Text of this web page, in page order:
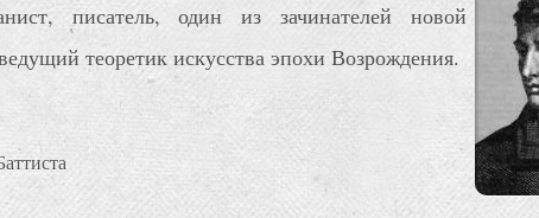
писатель, один из зачинателей новой
теоретик искусства эпохи Возрождения.